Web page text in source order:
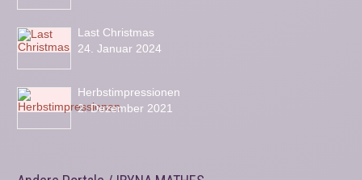
Last Christmas
24. Januar 2024
Herbstimpressionen
2. Dezember 2021